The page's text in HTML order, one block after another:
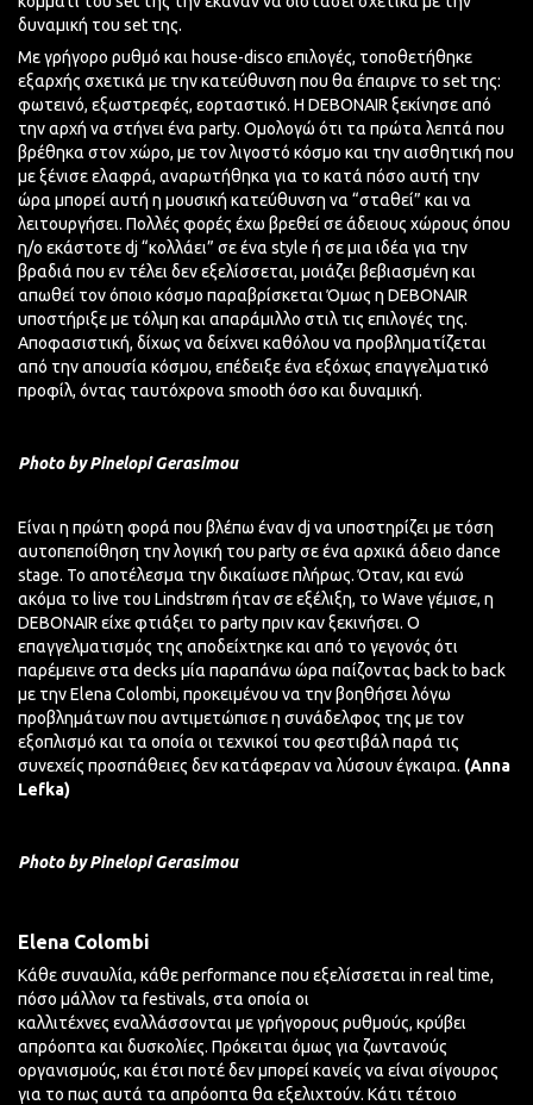
δυναμική του set της.
Με γρήγορο ρυθμό και house-disco επιλογές, τοποθετήθηκε
εξαρχής σχετικά με την κατεύθυνση που θα έπαιρνε το set της:
φωτεινό, εξωστρεφές, εορταστικό. Η DEBONAIR ξεκίνησε από
την αρχή να στήνει ένα party. Oμολογώ ότι τα πρώτα λεπτά που
βρέθηκα στον χώρο, με τον λιγοστό κόσμο και την αισθητική που
με ξένισε ελαφρά, αναρωτήθηκα για το κατά πόσο αυτή την
ώρα μπορεί αυτή η μουσική κατεύθυνση να “σταθεί” και να
λειτουργήσει. Πολλές φορές έχω βρεθεί σεάδειους χώρους όπου
η/ο εκάστοτε dj “κολλάει” σε ένα style ή σε μια ιδέα για την
βραδιά που εν τέλει δεν εξελίσσεται, μοιάζει βεβιασμένη και
απωθεί τον όποιο κόσμο παραβρίσκεται Όμως η DEBONAIR
υποστήριξε με τόλμη και απαράμιλλο στιλ τις επιλογές της.
Αποφασιστική, δίχως να δείχνει καθόλου να προβληματίζεται
από την απουσία κόσμου, επέδειξε ένα εξόχως επαγγελματικό
προφίλ, όντας ταυτόχρονα smooth όσο και δυναμική.
Photo by Pinelopi Gerasimou
Είναι η πρώτη φορά που βλέπω έναν dj να υποστηρίζει με τόση
αυτοπεποίθηση την λογική του party σε ένα αρχικά άδειο dance
stage. To αποτέλεσμα την δικαίωσε πλήρως. Όταν, και ενώ
ακόμα το live του Lindstrøm ήταν σε εξέλιξη, το Wave γέμισε, η
DEBONAIR είχε φτιάξει το party πριν καν ξεκινήσει. Ο
επαγγελματισμός της αποδείχτηκε και από το γεγονός ότι
παρέμεινε στα decks μία παραπάνω ώρα παίζοντας back to back
με την Elena Colombi, προκειμένου να την βοηθήσει λόγω
προβλημάτων που αντιμετώπισε η συνάδελφος της με τον
εξοπλισμό και τα οποία οι τεχνικοί του φεστιβάλ παρά τις
συνεχείς προσπάθειες δεν κατάφεραν να λύσουνέγκαιρα. (Anna
Lefka)
Photo by Pinelopi Gerasimou
Elena Colombi
Kάθε συναυλία, κάθε performance που εξελίσσεται in real time,
πόσο μάλλον τα festivals, στα οποία οι
καλλιτέχνες εναλλάσσονται με γρήγορους ρυθμούς, κρύβει
απρόοπτα και δυσκολίες. Πρόκειται όμως για ζωντανούς
οργανισμούς, και έτσι ποτέ δεν μπορεί κανείς να είναι σίγουρος
για το πως αυτά τα απρόοπτα θα εξελιχτούν. Κάτι τέτοιο